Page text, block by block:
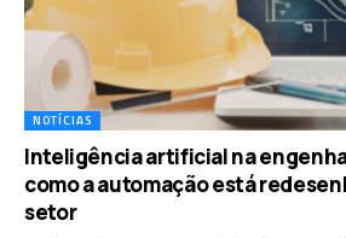
NOTÍCIAS
Inteligência artificial na
como a automação está
setor